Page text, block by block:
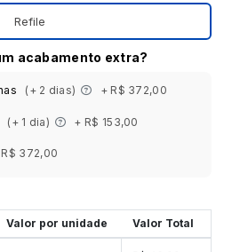
Refile
acabamento extra?
(+ 2 dias) + R$ 372,00
(+ 1 dia) + R$ 153,00
R$ 372,00
Valor por unidade Valor Total